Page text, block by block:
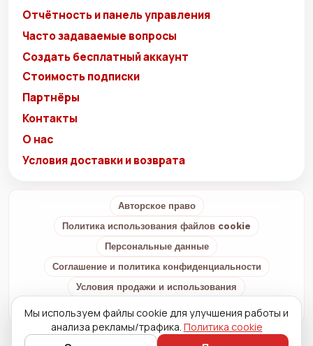
Отчётность и панель управления
Часто задаваемые вопросы
Создать бесплатный аккаунт
Стоимость подписки
Партнёры
Контакты
О нас
Условия доставки и возврата
Авторское право
Политика использования файлов cookie
Персональные данные
Соглашение и политика конфиденциальности
Условия продажи и использования
Условия доставки и возврата
Мы используем файлы cookie для улучшения работы и
анализа рекламы/трафика. Политика cookie